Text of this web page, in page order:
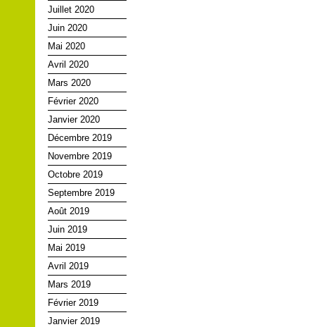
Juillet 2020
Juin 2020
Mai 2020
Avril 2020
Mars 2020
Février 2020
Janvier 2020
Décembre 2019
Novembre 2019
Octobre 2019
Septembre 2019
Août 2019
Juin 2019
Mai 2019
Avril 2019
Mars 2019
Février 2019
Janvier 2019